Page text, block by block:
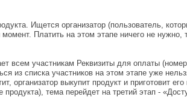
Ищется организатор (пользователь,
Платить на этом этапе ничего не нужно,
всем участникам Реквизиты для оплаты
списка участников на этом этапе уже
организатор выкупит продукт и приготовит
тема перейдет на третий этап -